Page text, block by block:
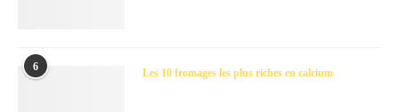
6 Les 10 fromages les plus riches en calcium